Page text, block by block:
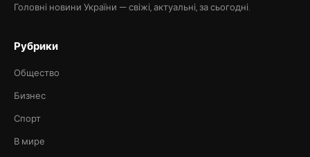
Головні новини України — свіжі, актуальні, за сьогодні.
Рубрики
Общество
Бизнес
Спорт
В мире